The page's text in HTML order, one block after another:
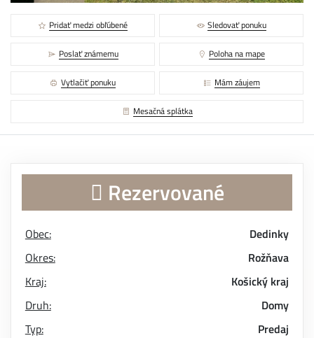
Pridať medzi obľúbené Sledovať ponuku
Poslať známemu Poloha na mape
Vytlačiť ponuku Mám záujem
Mesačná splátka
Rezervované
Obec:
Dedinky
Okres:
Rožňava
Kraj:
Košický kraj
Druh:
Domy
Typ:
Predaj